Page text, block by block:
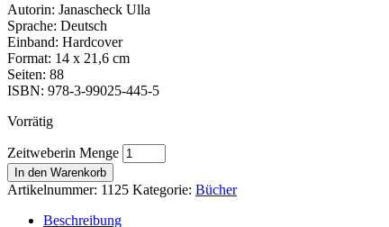
Autorin: Janascheck Ulla
Sprache: Deutsch
Einband: Hardcover
Format: 14 x 21,6 cm
Seiten: 88
ISBN: 978-3-99025-445-5
Vorrätig
Zeitweberin Menge
In den Warenkorb
Artikelnummer: 1125 Kategorie: Bücher
Beschreibung